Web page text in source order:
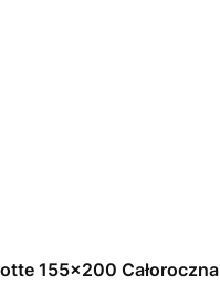
155x200 Całoroczna